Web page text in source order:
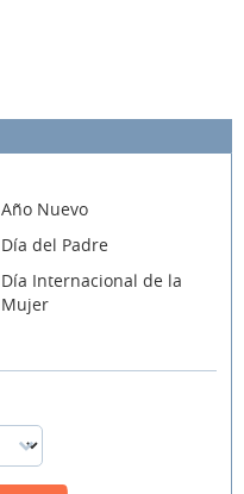
Año Nuevo
Día del Padre
Día Internacional de la
Mujer